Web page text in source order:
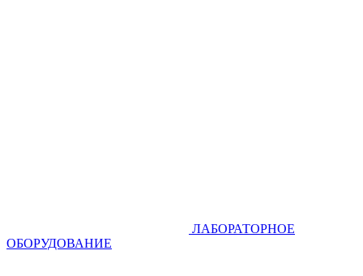
ЛАБОРАТОРНОЕ
ОБОРУДОВАНИЕ